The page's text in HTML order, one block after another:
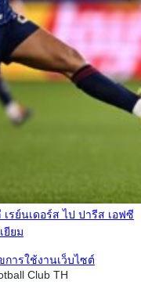
รย์นเดอร์ส ไป ปารีส เอฟซี
ยียม
ารใช้งานเว็บไซต์
Club TH